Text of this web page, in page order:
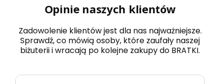
Opinie naszych klientów
Zadowolenie klientów jest dla nas najważniejsze.
Sprawdź, co mówią osoby, które zaufały naszej
biżuterii i wracają po kolejne zakupy do BRATKI.